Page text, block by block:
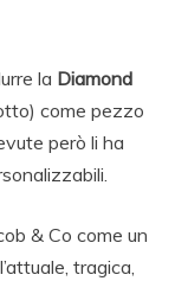
la Diamond
come pezzo
però li ha
& Co come un
tragica,